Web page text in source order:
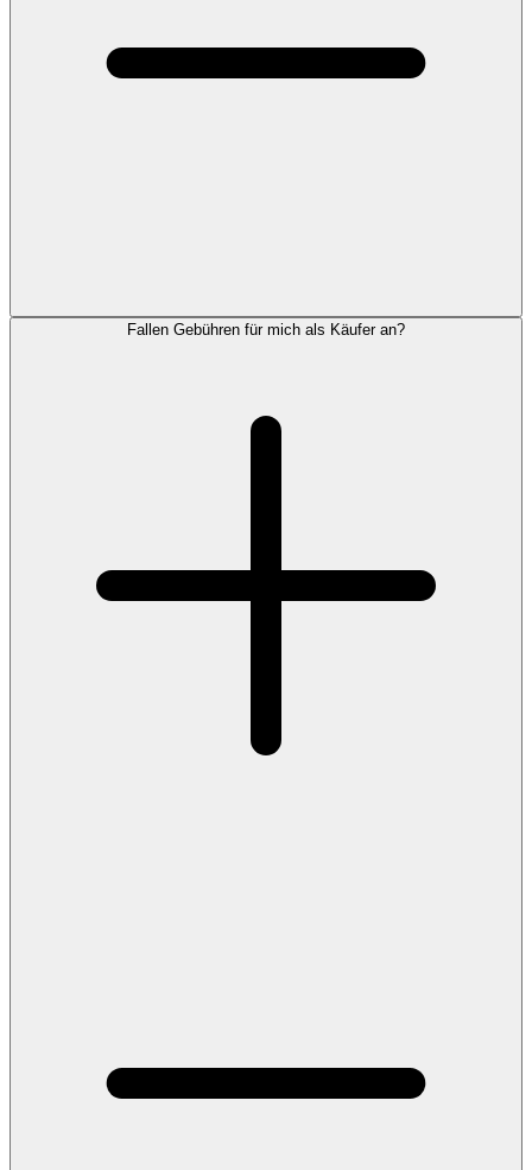
Fallen Gebühren für mich als Käufer an?